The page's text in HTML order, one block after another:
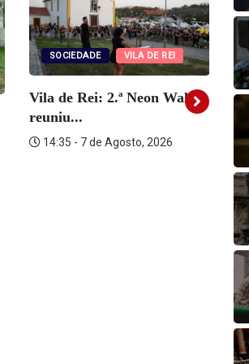
diminuir
o
volume.
SOCIEDADE VILA DE REI
Vila de Rei: 2.ª Neon Walk
reuniu...
14:35 - 7 de Agosto, 2026